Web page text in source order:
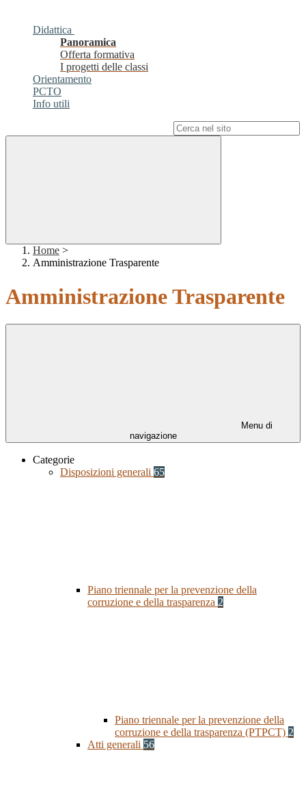
Didattica
Panoramica
Offerta formativa
I progetti delle classi
Orientamento
PCTO
Info utili
Home >
Amministrazione Trasparente
Amministrazione Trasparente
Menu di
navigazione
Categorie
Disposizioni generali 65
Piano triennale per la prevenzione della
corruzione e della trasparenza 2
Piano triennale per la prevenzione della
corruzione e della trasparenza (PTPCT) 2
Atti generali 56